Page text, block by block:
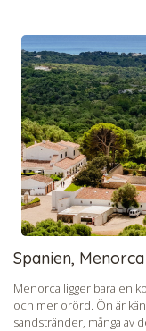
Spanien, Menorca
Menorca ligger bara en
och mer orörd. Ön är
sandstränder, många av